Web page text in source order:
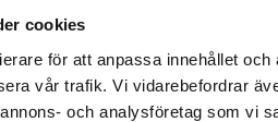
cookies
för att anpassa innehållet
vår trafik. Vi vidarebefordrar
och analysföretag som vi
handtag